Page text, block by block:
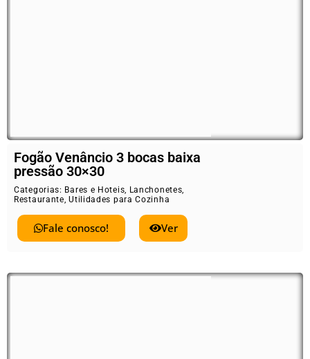
Fogão Venâncio 3 bocas baixa
pressão 30×30
Categorias: Bares e Hoteis, Lanchonetes,
Restaurante,Utilidades para Cozinha
Fale conosco! Ver